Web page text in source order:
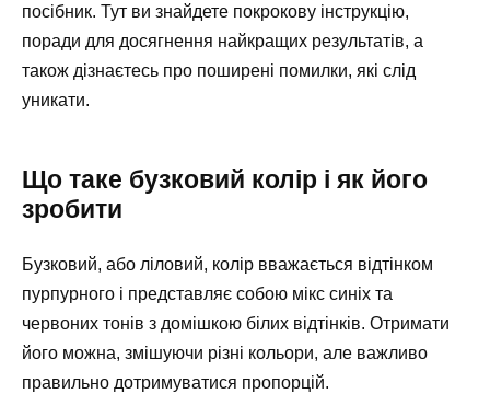
посібник. Тут ви знайдете покрокову інструкцію,
поради для досягнення найкращих результатів, а
також дізнаєтесь про поширені помилки, які слід
уникати.
Що таке бузковий колір і як його
зробити
Бузковий, або ліловий, колір вважається відтінком
пурпурного і представляє собою мікс синіх та
червоних тонів з домішкою білих відтінків. Отримати
його можна, змішуючи різні кольори, але важливо
правильно дотримуватися пропорцій.